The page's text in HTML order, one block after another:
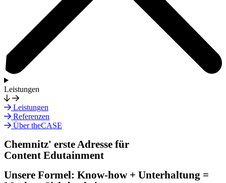
Leistungen
Leistungen
Referenzen
Über theCASE
Chemnitz' erste Adresse für
Content Edutainment
Unsere Formel: Know-how + Unterhaltung =